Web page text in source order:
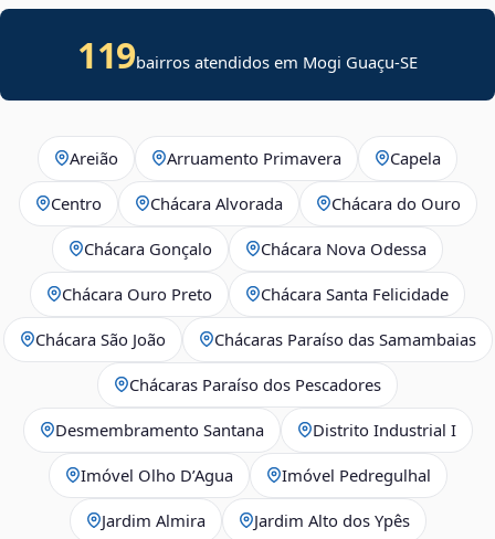
119bairros atendidos em Mogi Guaçu-SE
Areião Arruamento Primavera Capela
Centro Chácara Alvorada Chácara do Ouro
Chácara Gonçalo Chácara Nova Odessa
Chácara Ouro Preto Chácara Santa Felicidade
Chácara São João Chácaras Paraíso das Samambaias
Chácaras Paraíso dos Pescadores
Desmembramento Santana Distrito Industrial I
Imóvel Olho D’Agua Imóvel Pedregulhal
Jardim Almira Jardim Alto dos Ypês